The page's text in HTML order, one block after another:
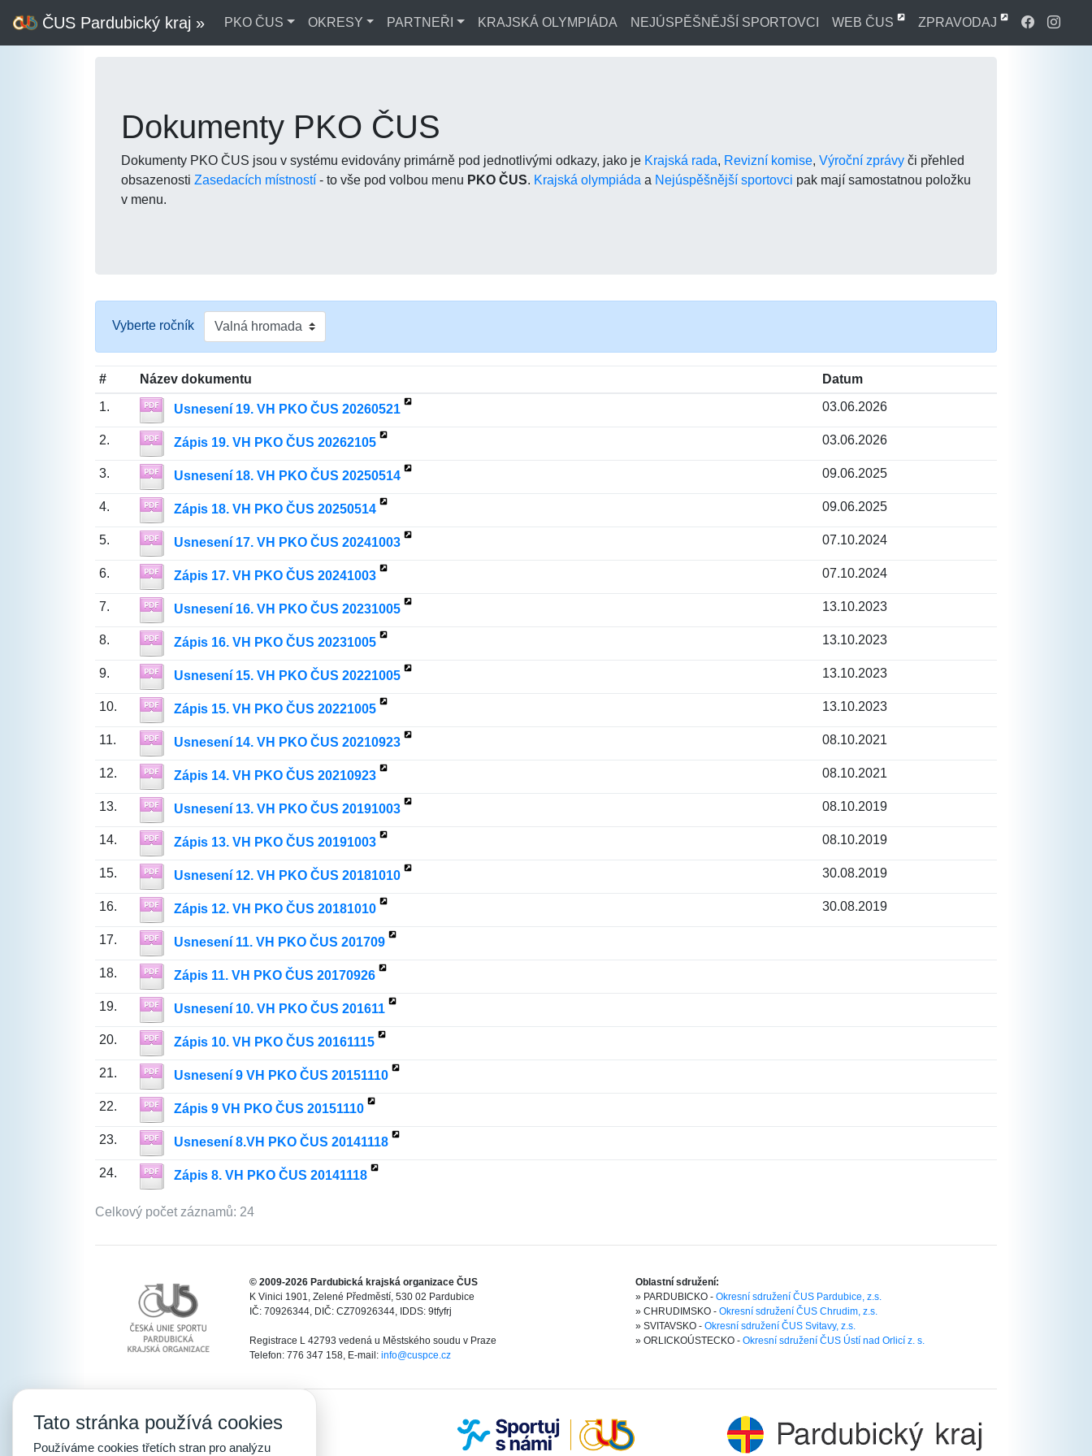
ČUS Pardubický kraj » PKO ČUS OKRESY PARTNEŘI KRAJSKÁ OLYMPIÁDA NEJÚSPĚŠNĚJŠÍ SPORTOVCI WEB ČUS ZPRAVODAJ
Dokumenty PKO ČUS
Dokumenty PKO ČUS jsou v systému evidovány primárně pod jednotlivými odkazy, jako je Krajská rada, Revizní komise, Výroční zprávy či přehled
obsazenosti Zasedacích místností - to vše pod volbou menu PKO ČUS. Krajská olympiáda a Nejúspěšnější sportovci pak mají samostatnou položku
v menu.
Vyberte ročník
Celkový počet záznamů: 24
# Název dokumentu
Datum
1.
Usnesení 19. VH PKO ČUS 20260521 03.06.2026
2. Zápis 19. VH PKO ČUS 20262105 03.06.2026
3. Usnesení 18. VH PKO ČUS 20250514 09.06.2025
4. Zápis 18. VH PKO ČUS 20250514 09.06.2025
5. Usnesení 17. VH PKO ČUS 20241003 07.10.2024
6. Zápis 17. VH PKO ČUS 20241003 07.10.2024
7. Usnesení 16. VH PKO ČUS 20231005 13.10.2023
8. Zápis 16. VH PKO ČUS 20231005 13.10.2023
9. Usnesení 15. VH PKO ČUS 20221005 13.10.2023
10. Zápis 15. VH PKO ČUS 20221005 13.10.2023
11. Usnesení 14. VH PKO ČUS 20210923 08.10.2021
12. Zápis 14. VH PKO ČUS 20210923 08.10.2021
13. Usnesení 13. VH PKO ČUS 20191003 08.10.2019
14. Zápis 13. VH PKO ČUS 20191003 08.10.2019
15. Usnesení 12. VH PKO ČUS 20181010 30.08.2019
16. Zápis 12. VH PKO ČUS 20181010 30.08.2019
17. Usnesení 11. VH PKO ČUS 201709
18. Zápis 11. VH PKO ČUS 20170926
19. Usnesení 10. VH PKO ČUS 201611
20. Zápis 10. VH PKO ČUS 20161115
21. Usnesení 9 VH PKO ČUS 20151110
22. Zápis 9 VH PKO ČUS 20151110
23. Usnesení 8.VH PKO ČUS 20141118
24. Zápis 8. VH PKO ČUS 20141118
© 2009-2026 Pardubická krajská organizace ČUS
K Vinici 1901, Zelené Předměstí, 530 02 Pardubice
IČ: 70926344, DIČ: CZ70926344, IDDS: 9tfyfrj
Registrace L 42793 vedená u Městského soudu v Praze
Telefon: 776 347 158, E-mail: info@cuspce.cz
Oblastní sdružení:
» PARDUBICKO - Okresní sdružení ČUS Pardubice, z.s.
» CHRUDIMSKO - Okresní sdružení ČUS Chrudim, z.s.
» SVITAVSKO - Okresní sdružení ČUS Svitavy, z.s.
» ORLICKOÚSTECKO - Okresní sdružení ČUS Ústí nad Orlicí z. s.
Tato stránka používá cookies
Používáme cookies třetích stran pro analýzu